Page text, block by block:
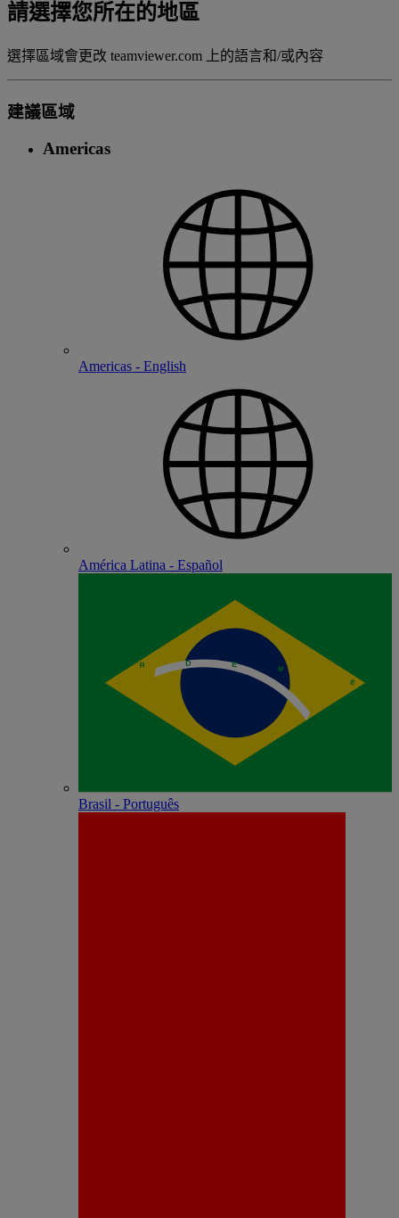
請選擇您所在的地區
選擇區域會更改 teamviewer.com 上的語言和/或內容
建議區域
Americas
Americas - English
América Latina - Español
Brasil - Português